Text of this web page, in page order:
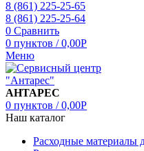
8 (861) 225-25-65
8 (861) 225-25-64
0 Сравнить
0 пунктов / 0,00Р
Меню
АНТАРЕС
0 пунктов / 0,00Р
Наш каталог
Расходные материалы